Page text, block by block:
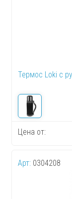
Термос Loki с
Цена от:
Арт: 0304208